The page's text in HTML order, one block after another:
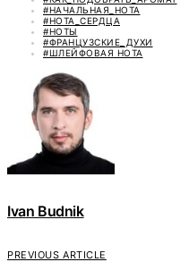
#НАЧАЛЬНАЯ_НОТА
#НОТА_СЕРДЦА
#НОТЫ
#ФРАНЦУЗСКИЕ_ДУХИ
#ШЛЕЙФОВАЯ НОТА
Ivan Budnik
PREVIOUS ARTICLE